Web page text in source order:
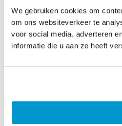
We gebruiken cookies om
om ons websiteverkeer te
voor social media, adverteren
informatie die u aan ze heeft